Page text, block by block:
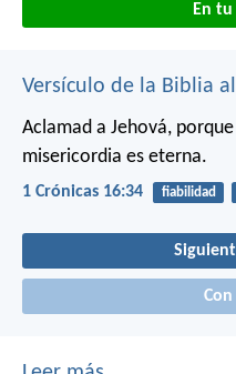
En
Versículo de la Biblia
Aclamad a Jehová,
misericordia es eterna.
1 Crónicas 16:34 fiabilidad